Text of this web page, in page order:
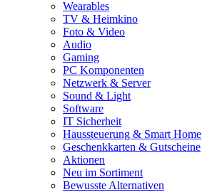
Wearables
TV & Heimkino
Foto & Video
Audio
Gaming
PC Komponenten
Netzwerk & Server
Sound & Light
Software
IT Sicherheit
Haussteuerung & Smart Home
Geschenkkarten & Gutscheine
Aktionen
Neu im Sortiment
Bewusste Alternativen